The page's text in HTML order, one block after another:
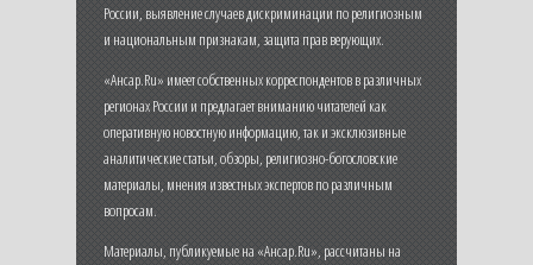
России, выявление случаев дискриминации по религиозным
и национальным признакам, защита прав верующих.
«Ансар.Ru» имеет собственных корреспондентов в различных
регионах России и предлагает вниманию читателей как
оперативную новостную информацию, так и эксклюзивные
аналитические статьи, обзоры, религиозно-богословские
материалы, мнения известных экспертов по различным
вопросам.
Материалы, публикуемые на «Ансар.Ru», рассчитаны на